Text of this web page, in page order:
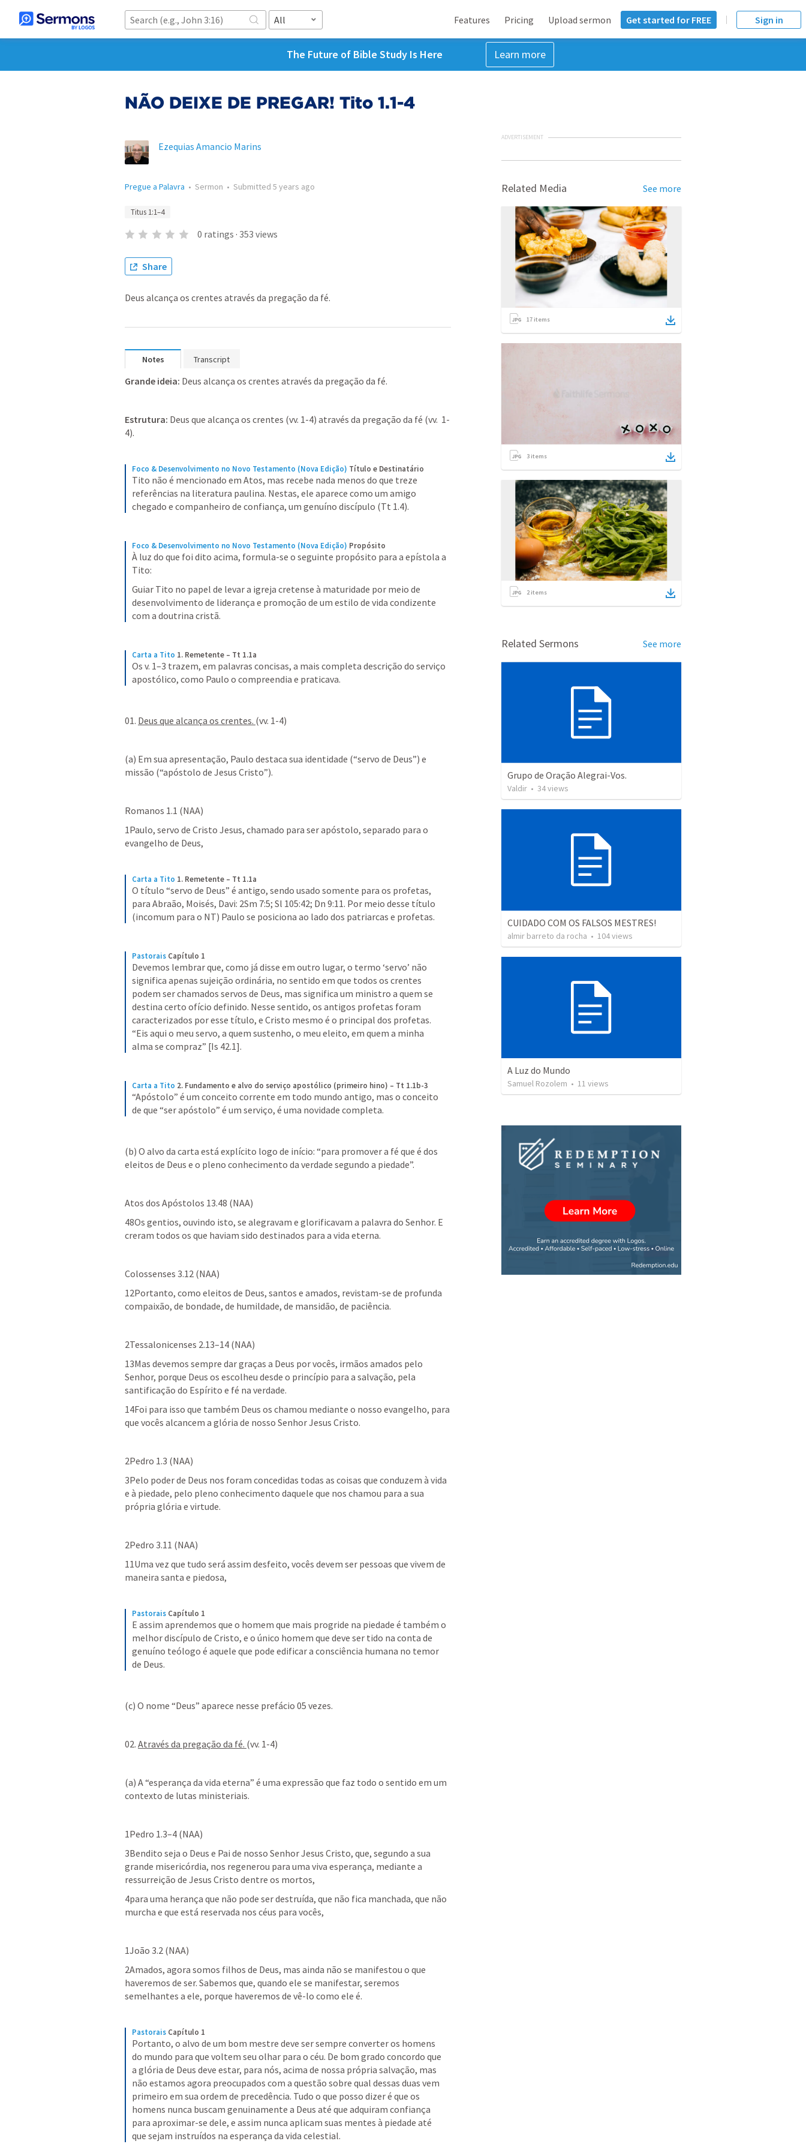
All Features Pricing Upload sermon Get started for FREE Sign in
The Future of Bible Study Is Here Learn more
NÃO DEIXE DE PREGAR! Tito 1.1-4
Ezequias Amancio Marins
Pregue a Palavra • Sermon • Submitted 5 years ago
Titus 1:1–4
0 ratings · 353 views
Share
Deus alcança os crentes através da pregação da fé.
Notes Transcript
Grande ideia: Deus alcança os crentes através da pregação da fé.
Estrutura: Deus que alcança os crentes (vv. 1-4) através da pregação da fé (vv.  1-
4).
Foco & Desenvolvimento no Novo Testamento (Nova Edição) Título e Destinatário
Tito não é mencionado em Atos, mas recebe nada menos do que treze
referências na literatura paulina. Nestas, ele aparece como um amigo
chegado e companheiro de confiança, um genuíno discípulo (Tt 1.4).
Foco & Desenvolvimento no Novo Testamento (Nova Edição) Propósito
À luz do que foi dito acima, formula-se o seguinte propósito para a epístola a
Tito:
Guiar Tito no papel de levar a igreja cretense à maturidade por meio de
desenvolvimento de liderança e promoção de um estilo de vida condizente
com a doutrina cristã.
Carta a Tito 1. Remetente – Tt 1.1a
Os v. 1–3 trazem, em palavras concisas, a mais completa descrição do serviço
apostólico, como Paulo o compreendia e praticava.
01. Deus que alcança os crentes. (vv. 1-4)
(a) Em sua apresentação, Paulo destaca sua identidade (“servo de Deus”) e
missão (“apóstolo de Jesus Cristo”).
Romanos 1.1 (NAA)
1Paulo, servo de Cristo Jesus, chamado para ser apóstolo, separado para o
evangelho de Deus,
Carta a Tito 1. Remetente – Tt 1.1a
O título “servo de Deus” é antigo, sendo usado somente para os profetas,
para Abraão, Moisés, Davi: 2Sm 7:5; Sl 105:42; Dn 9:11. Por meio desse título
(incomum para o NT) Paulo se posiciona ao lado dos patriarcas e profetas.
Pastorais Capítulo 1
Devemos lembrar que, como já disse em outro lugar, o termo ‘servo’ não
significa apenas sujeição ordinária, no sentido em que todos os crentes
podem ser chamados servos de Deus, mas significa um ministro a quem se
destina certo ofício definido. Nesse sentido, os antigos profetas foram
caracterizados por esse título, e Cristo mesmo é o principal dos profetas.
“Eis aqui o meu servo, a quem sustenho, o meu eleito, em quem a minha
alma se compraz” [Is 42.1].
Carta a Tito 2. Fundamento e alvo do serviço apostólico (primeiro hino) – Tt 1.1b-3
“Apóstolo” é um conceito corrente em todo mundo antigo, mas o conceito
de que “ser apóstolo” é um serviço, é uma novidade completa.
(b) O alvo da carta está explícito logo de início: “para promover a fé que é dos
eleitos de Deus e o pleno conhecimento da verdade segundo a piedade”.
Atos dos Apóstolos 13.48 (NAA)
48Os gentios, ouvindo isto, se alegravam e glorificavam a palavra do Senhor. E
creram todos os que haviam sido destinados para a vida eterna.
Colossenses 3.12 (NAA)
12Portanto, como eleitos de Deus, santos e amados, revistam-se de profunda
compaixão, de bondade, de humildade, de mansidão, de paciência.
2Tessalonicenses 2.13–14 (NAA)
13Mas devemos sempre dar graças a Deus por vocês, irmãos amados pelo
Senhor, porque Deus os escolheu desde o princípio para a salvação, pela
santificação do Espírito e fé na verdade.
14Foi para isso que também Deus os chamou mediante o nosso evangelho, para
que vocês alcancem a glória de nosso Senhor Jesus Cristo.
2Pedro 1.3 (NAA)
3Pelo poder de Deus nos foram concedidas todas as coisas que conduzem à vida
e à piedade, pelo pleno conhecimento daquele que nos chamou para a sua
própria glória e virtude.
2Pedro 3.11 (NAA)
11Uma vez que tudo será assim desfeito, vocês devem ser pessoas que vivem de
maneira santa e piedosa,
Pastorais Capítulo 1
E assim aprendemos que o homem que mais progride na piedade é também o
melhor discípulo de Cristo, e o único homem que deve ser tido na conta de
genuíno teólogo é aquele que pode edificar a consciência humana no temor
de Deus.
(c) O nome “Deus” aparece nesse prefácio 05 vezes.
02. Através da pregação da fé. (vv. 1-4)
(a) A “esperança da vida eterna” é uma expressão que faz todo o sentido em um
contexto de lutas ministeriais.
1Pedro 1.3–4 (NAA)
3Bendito seja o Deus e Pai de nosso Senhor Jesus Cristo, que, segundo a sua
grande misericórdia, nos regenerou para uma viva esperança, mediante a
ressurreição de Jesus Cristo dentre os mortos,
4para uma herança que não pode ser destruída, que não fica manchada, que não
murcha e que está reservada nos céus para vocês,
1João 3.2 (NAA)
2Amados, agora somos filhos de Deus, mas ainda não se manifestou o que
haveremos de ser. Sabemos que, quando ele se manifestar, seremos
semelhantes a ele, porque haveremos de vê-lo como ele é.
Pastorais Capítulo 1
Portanto, o alvo de um bom mestre deve ser sempre converter os homens
do mundo para que voltem seu olhar para o céu. De bom grado concordo que
a glória de Deus deve estar, para nós, acima de nossa própria salvação, mas
não estamos agora preocupados com a questão sobre qual dessas duas vem
primeiro em sua ordem de precedência. Tudo o que posso dizer é que os
homens nunca buscam genuinamente a Deus até que adquiram confiança
para aproximar-se dele, e assim nunca aplicam suas mentes à piedade até
que sejam instruídos na esperança da vida celestial.
ADVERTISEMENT
Related Media See more
17 items
3 items
2items
Related Sermons See more
Grupo de Oração Alegrai-Vos.
Valdir • 34views
CUIDADO COM OS FALSOS MESTRES!
almir barreto da rocha • 104views
A Luz do Mundo
Samuel Rozolem • 11 views